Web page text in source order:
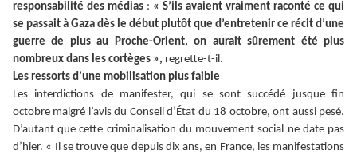
responsabilité des médias : « S’ils avaient vraiment raconté ce qui
se passait à Gaza dès le début plutôt que d’entretenir ce récit d’une
guerre de plus au Proche-Orient, on aurait sûrement été plus
nombreux dans les cortèges », regrette-t-il.
Les ressorts d’une mobilisation plus faible
Les interdictions de manifester, qui se sont succédé jusque fin
octobre malgré l’avis du Conseil d’État du 18 octobre, ont aussi pesé.
D’autant que cette criminalisation du mouvement social ne date pas
d’hier. « Il se trouve que depuis dix ans, en France, les manifestations